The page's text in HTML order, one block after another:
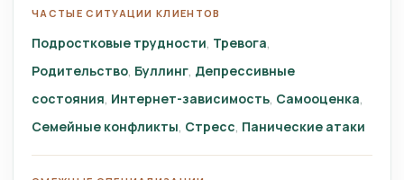
ЧАСТЫЕ СИТУАЦИИ КЛИЕНТОВ
Подростковые трудности Тревога
Родительство Буллинг Депрессивные
состояния Интернет-зависимость Самооценка
Семейные конфликты Стресс Панические атаки